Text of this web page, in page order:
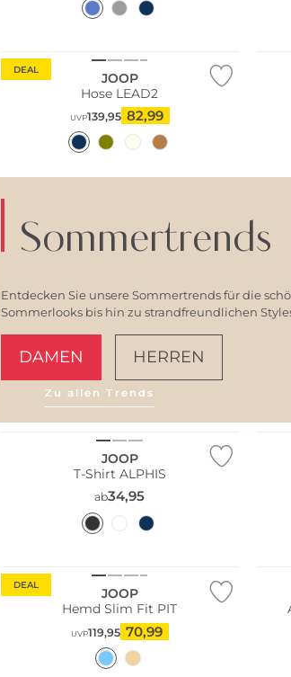
DEAL
JOOP
Hose LEAD2
UVP139,95 82,99
Sommertrends
Entdecken Sie unsere Sommertrends für die
Sommerlooks bis hin zu strandfreundlichen
DAMEN HERREN
Zu allen Trends
Große Größen
JOOP
T-Shirt ALPHIS
ab34,95
DEAL
JOOP
Hemd Slim Fit PIT
UVP119,95 70,99